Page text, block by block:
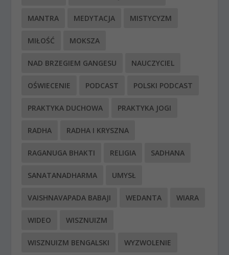
MANTRA MEDYTACJA MISTYCYZM
MIŁOŚĆ MOKSZA
NAD BRZEGIEM GANGESU NAUCZYCIEL
OŚWIECENIE PODCAST POLSKI PODCAST
PRAKTYKA DUCHOWA PRAKTYKA JOGI
RADHA RADHA I KRYSZNA
RAGANUGA BHAKTI RELIGIA SADHANA
SANATANADHARMA UMYSŁ
VAISHNAVAPADA BABAJI WEDANTA WIARA
WIDEO WISZNUIZM
WISZNUIZM BENGALSKI WYZWOLENIE